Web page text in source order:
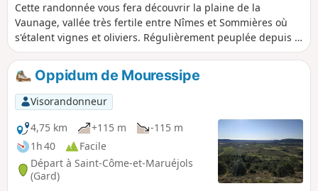
Cette randonnée vous fera découvrir la plaine de la
Vaunage, vallée très fertile entre Nîmes et Sommières où
s'étalent vignes et oliviers. Régulièrement peuplée depuis le
milieu du Néolithique comme l'atteste le menhir de
Congénies datant d'environ 2500 ans avant J.C.Sept
oppidums connus à ce jour, furent bâtis et occupés du VIIIe
siècle avant. J.-C. au Ier siècle après J.-C., notamment par
les Volques. En chemin vous traverserez la garrigue et les
vignes, vous découvrirez un oppidum (habitat perché), un
moulin, des puits datant de l'époque romaine.
Oppidum de Mouressipe
Visorandonneur
4,75 km
+115 m
-115 m
1h 40
Facile
Départ à Saint-Côme-et-Maruéjols
(Gard)